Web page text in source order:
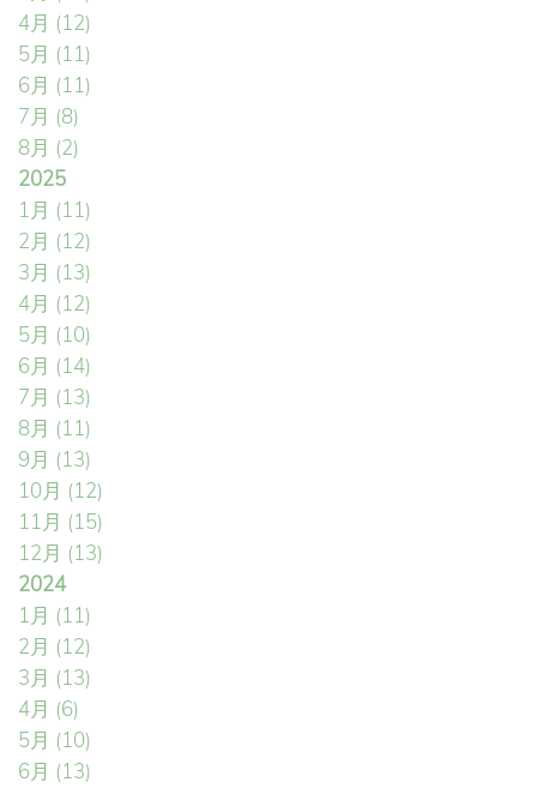
4月 (12)
5月 (11)
6月 (11)
7月 (8)
8月 (2)
2025
1月 (11)
2月 (12)
3月 (13)
4月 (12)
5月 (10)
6月 (14)
7月 (13)
8月 (11)
9月 (13)
10月 (12)
11月 (15)
12月 (13)
2024
1月 (11)
2月 (12)
3月 (13)
4月 (6)
5月 (10)
6月 (13)